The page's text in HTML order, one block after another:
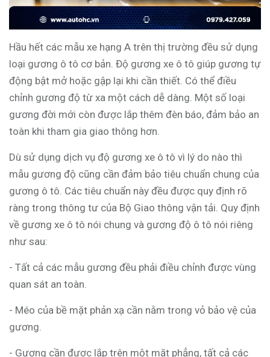
Hầu hết các mẫu xe hạng A trên thị trường đều sử dụng
loại gương ô tô cơ bản. Độ gương xe ô tô giúp gương tự
động bật mở hoặc gập lại khi cần thiết. Có thể điều
chỉnh gương độ từ xa một cách dễ dàng. Một số loại
gương đời mới còn được lắp thêm đèn báo, đảm bảo an
toàn khi tham gia giao thông hơn.
Dù sử dụng dịch vụ độ gương xe ô tô vì lý do nào thì
mẫu gương độ cũng cần đảm bảo tiêu chuẩn chung của
gương ô tô. Các tiêu chuẩn này đều được quy định rõ
ràng trong thông tư của Bộ Giao thông vận tải. Quy định
về gương xe ô tô nói chung và gương độ ô tô nói riêng
như sau:
- Tất cả các mẫu gương đều phải điều chỉnh được vùng
quan sát an toàn.
- Méo của bề mặt phản xạ cần nằm trong vỏ bảo vệ của
gương.
- Gương cần được lắp trên một mặt phẳng, tất cả các